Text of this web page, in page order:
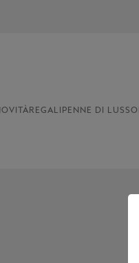
REGALI PENNE DI LUSSO